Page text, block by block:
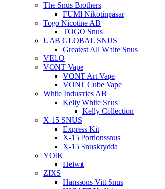
The Snus Brothers
FUMI Nikotinpåsar
Togo Nicotine AB
TOGO Snus
UAB GLOBAL SNUS
Greatest All White Snus
VELO
VONT Vape
VONT Art Vape
VONT Cube Vape
White Industries AB
Kelly White Snus
Kelly Collection
X-15 SNUS
Express Kit
X-15 Portionssnus
X-15 Snuskrydda
YOIK
Helwit
ZIXS
Hanssons Vitt Snus